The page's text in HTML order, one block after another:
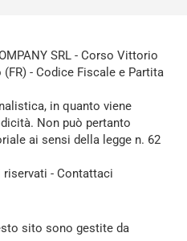
SRL - Corso Vittorio
(FR) - Codice Fiscale e Partita
in quanto viene
Non può pertanto
ai sensi della legge n. 62
- Contattaci
sito sono gestite da